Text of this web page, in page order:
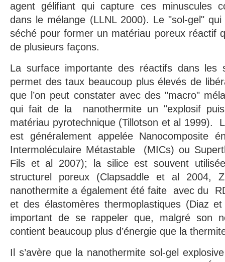
agent gélifiant qui capture ces minuscules
dans le mélange (LLNL 2000). Le "sol-gel"
séché pour former un matériau poreux réactif
de plusieurs façons.
La surface importante des réactifs dans les
permet des taux beaucoup plus élevés de
que l’on peut constater avec des "macro"
qui fait de la nanothermite un "explosif
matériau pyrotechnique (Tillotson et al 1999).
est généralement appelée Nanocomposite
Intermoléculaire Métastable (MICs) ou
Fils et al 2007); la silice est souvent
structurel poreux (Clapsaddle et al 2004,
nanothermite a également été faite avec du
et des élastomères thermoplastiques (Diaz
important de se rappeler que, malgré son
contient beaucoup plus d’énergie que la
Il s’avère que la nanothermite sol-gel